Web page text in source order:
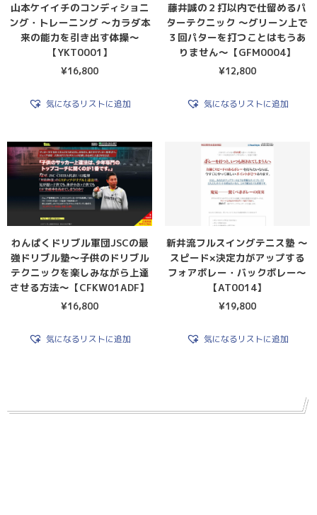
山本ケイイチのコンディショニ
ング・トレーニング 〜カラダ本
来の能力を引き出す体操〜
【YKT0001】
¥16,800
気になるリストに追加
藤井誠の２打以内で仕留めるパ
ターテクニック 〜グリーン上で
３回パターを打つことはもうあ
りません〜【GFM0004】
¥12,800
気になるリストに追加
わんぱくドリブル軍団JSCの最
強ドリブル塾〜子供のドリブル
テクニックを楽しみながら上達
させる方法〜【CFKW01ADF】
¥16,800
気になるリストに追加
新井流フルスイングテニス塾 〜
スピード×決定力がアップする
フォアボレー・バックボレー〜
【AT0014】
¥19,800
気になるリストに追加